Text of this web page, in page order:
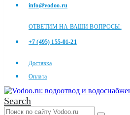
info@vodoo.ru
ОТВЕТИМ НА ВАШИ ВОПРОСЫ:
+7 (495) 155-01-21
Доставка
Оплата
Search